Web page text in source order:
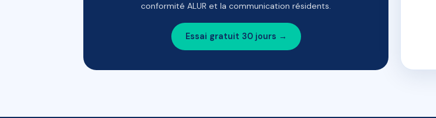
conformité ALUR et la communication résidents.
Essai gratuit 30 jours →